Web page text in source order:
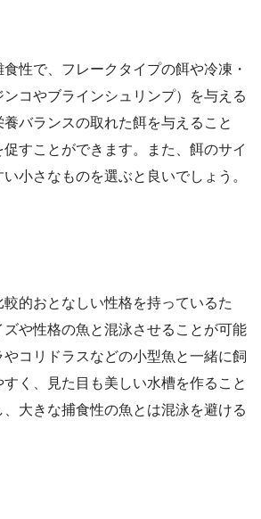
性で、フレークタイプの餌や冷凍・
コやブラインシュリンプ）を与える
バランスの取れた餌を与えること
すことができます。また、餌のサイ
小さなものを選ぶと良いでしょう。
的おとなしい性格を持っているた
や性格の魚と混泳させることが可能
コリドラスなどの小型魚と一緒に飼
く、見た目も美しい水槽を作ること
大きな捕食性の魚とは混泳を避ける